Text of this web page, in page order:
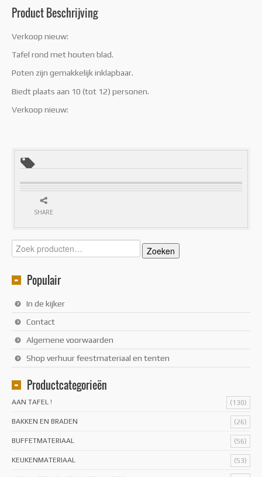
Product Beschrijving
Verkoop nieuw:
Tafel rond met houten blad.
Poten zijn gemakkelijk inklapbaar.
Biedt plaats aan 10 (tot 12) personen.
Verkoop nieuw:
SHARE
Zoeken
naar:
Zoeken
Populair
In de kijker
Contact
Algemene voorwaarden
Shop verhuur feestmateriaal en tenten
Productcategorieën
AAN TAFEL ! (130)
BAKKEN EN BRADEN (26)
BUFFETMATERIAAL (56)
KEUKENMATERIAAL (53)